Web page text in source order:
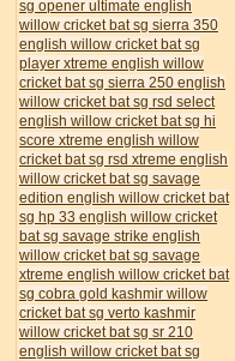
sg opener ultimate english
willow cricket batsg sierra 350
english willow cricket batsg
player xtreme english willow
cricket batsg sierra 250 english
willow cricket batsg rsd select
english willow cricket batsg hi
score xtreme english willow
cricket batsg rsd xtreme english
willow cricket batsg savage
edition english willow cricket bat
sg hp 33 english willow cricket
batsg savage strike english
willow cricket batsg savage
xtreme english willow cricket bat
sg cobra gold kashmir willow
cricket batsg verto kashmir
willow cricket batsg sr 210
english willow cricket batsg